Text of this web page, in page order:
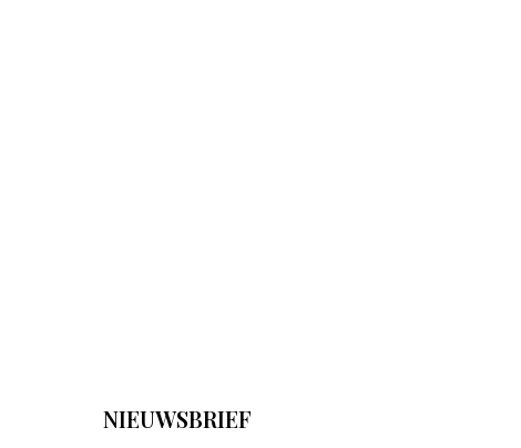
NIEUWSBRIEF